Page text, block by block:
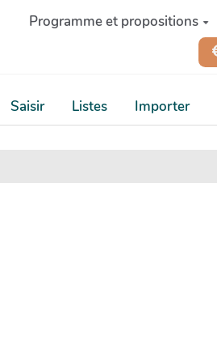
Programme et propositions
Saisir Listes Importer